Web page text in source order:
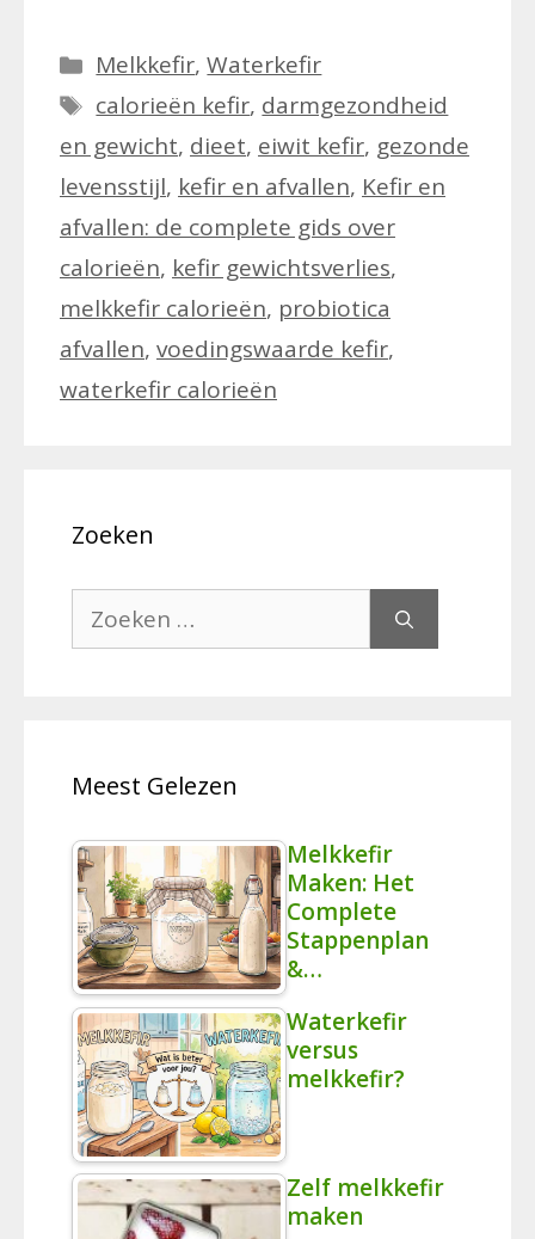
Categorieën
Melkkefir,Waterkefir
Tags
calorieën kefir, darmgezondheid
en gewicht, dieet, eiwit kefir, gezonde
levensstijl, kefir en afvallen, Kefir en
afvallen: de complete gids over
calorieën, kefir gewichtsverlies,
melkkefir calorieën, probiotica
afvallen, voedingswaarde kefir,
waterkefir calorieën
Zoeken
Zoek
Meest Gelezen
Melkkefir
Maken: Het
Complete
Stappenplan
&…
Waterkefir
versus
melkkefir?
Zelf melkkefir
maken